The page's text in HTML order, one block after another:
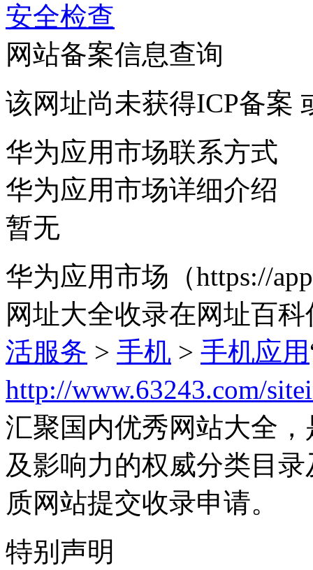
安全检查
网站备案信息查询
该网址尚未获得ICP备案
华为应用市场联系方式
华为应用市场详细介绍
暂无
华为应用市场（https://
网址大全收录在网址百
活服务 > 手机 > 手机应用
http://www.63243.com/
汇聚国内优秀网站大全
及影响力的权威分类目
质网站提交收录申请。
特别声明